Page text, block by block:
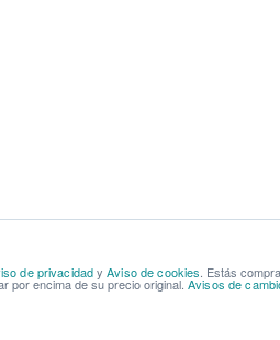
de privacidadyAviso de cookies. Estás
por encima de su precio original. Avisos de